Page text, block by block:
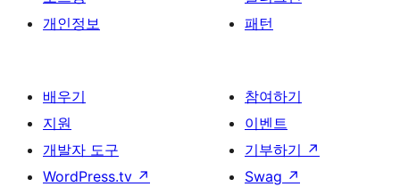
개인정보
패턴
배우기
지원
개발자 도구
WordPress.tv ↗
참여하기
이벤트
기부하기 ↗
Swag ↗